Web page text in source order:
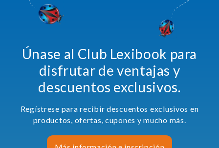
Únase al Club Lexibook para
disfrutar de ventajas y
descuentos exclusivos.
Regístrese para recibir descuentos exclusivos en
productos, ofertas, cupones y mucho más.